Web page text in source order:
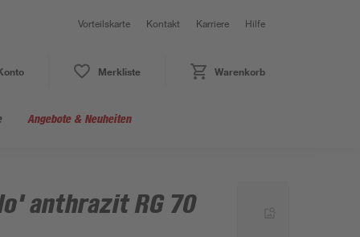
Vorteilskarte Kontakt Karriere Hilfe
Merkliste Warenkorb
Angebote & Neuheiten
anthrazit RG 70